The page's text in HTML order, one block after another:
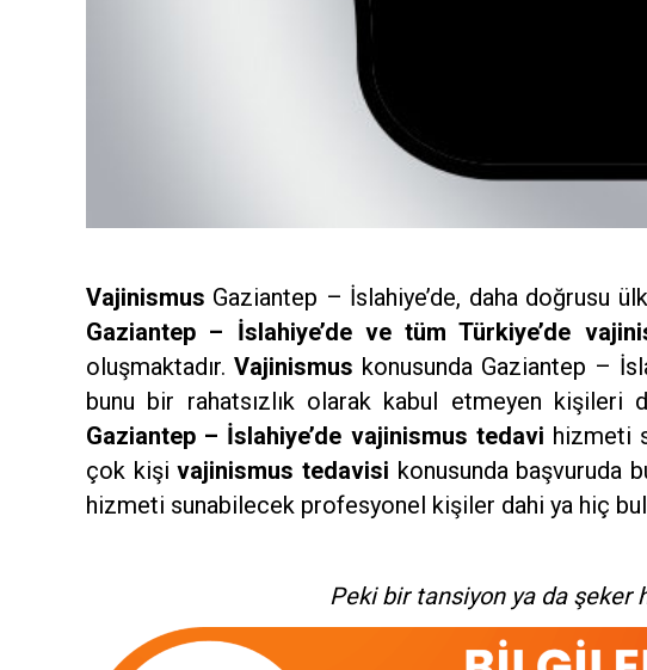
Vajinismus Gaziantep – İslahiye’de, daha doğrusu
Gaziantep – İslahiye’de ve tüm Türkiye’de
oluşmaktadır.Vajinismus konusunda Gaziantep –
bunu bir rahatsızlık olarak kabul etmeyen kişileri
Gaziantep – İslahiye’de vajinismus tedavi hizmeti
çok kişivajinismus tedavisi konusunda başvuruda
hizmeti sunabilecek profesyonel kişiler dahi ya hiç
Peki bir tansiyon ya da şeker